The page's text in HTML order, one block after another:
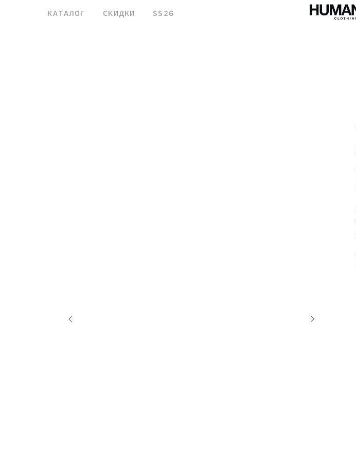
КАТАЛОГ СКИДКИ SS26